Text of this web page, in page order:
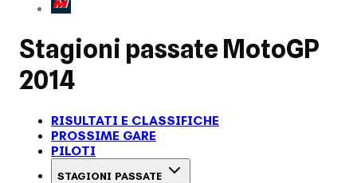
Stagioni passate MotoGP
2014
RISULTATI E CLASSIFICHE
PROSSIME GARE
PILOTI
STAGIONI PASSATE